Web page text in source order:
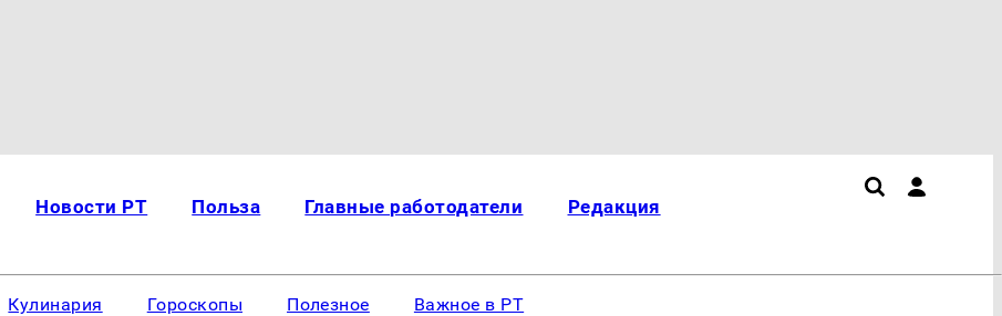
Новости РТ Польза Главные работодатели Редакция
Кулинария Гороскопы Полезное Важное в РТ